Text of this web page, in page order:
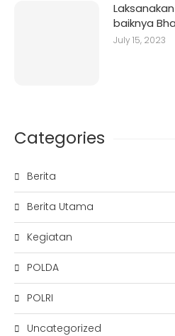
baiknya
July 15, 2023
Categories
Berita
Berita Utama
Kegiatan
POLDA
POLRI
Uncategorized